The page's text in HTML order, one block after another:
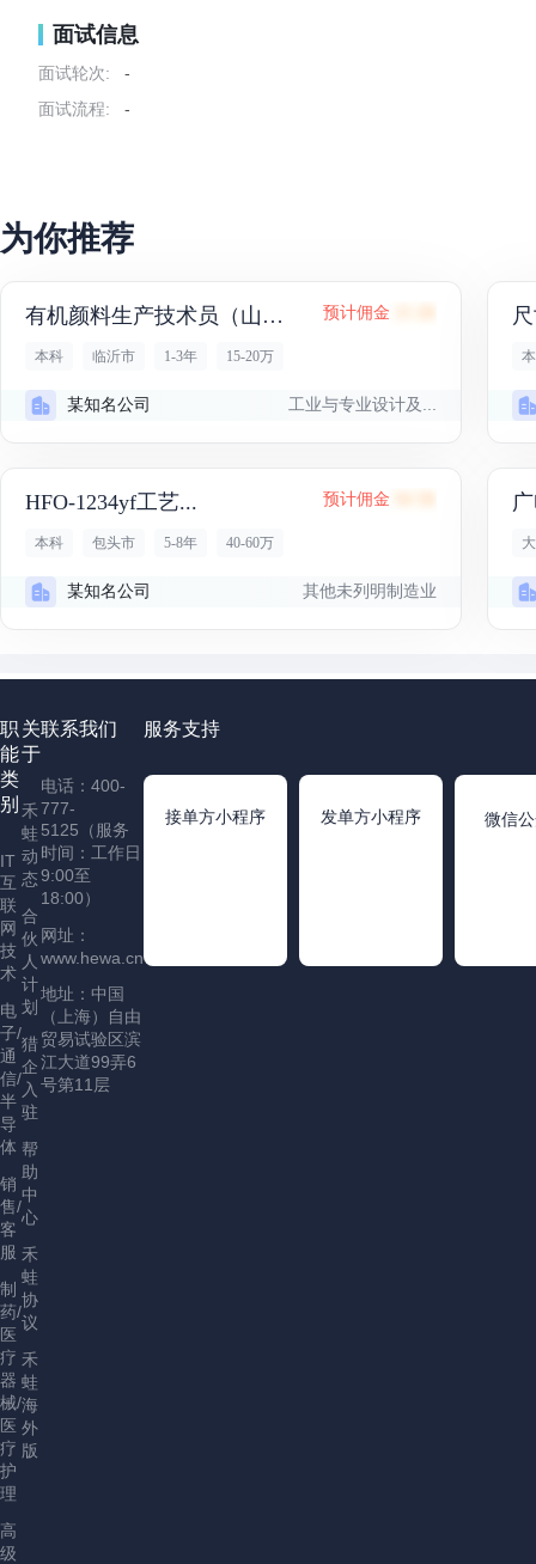
面试信息
面试轮次:
-
面试流程:
-
为你推荐
有机颜料生产技术员（山东... 预计佣金
本科 临沂市 1-3年 15-20万
某知名公司 工业与专业设计及...
HFO-1234yf工艺... 预计佣金
本科 包头市 5-8年 40-60万
某知名公司 其他未列明制造业
职
能
类
别
IT
互
联
网
技
术
电
子/
通
信/
半
导
体
销
售/
客
服
制
药/
医
疗
器
械/
医
疗
护
理
高
级
关
于
禾
蛙
动
态
合
伙
人
计
划
猎
企
入
驻
帮
助
中
心
禾
蛙
协
议
禾
蛙
海
外
版
联系我们
电话：400-
777-
5125（服务
时间：工作日
9:00至
18:00）
网址：
www.hewa.cn
地址：中国
（上海）自由
贸易试验区滨
江大道99弄6
号第11层
服务支持
接单方小程序 发单方小程序 微信